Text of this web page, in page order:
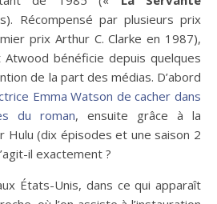
Récompensé par plusieurs prix
prix Arthur C. Clarke en 1987),
Atwood bénéficie depuis quelques
de la part des médias. D’abord
Emma Watson de cacher dans
du roman, ensuite grâce à la
Hulu (dix épisodes et une saison 2
il exactement ?
États-Unis, dans ce qui apparaît